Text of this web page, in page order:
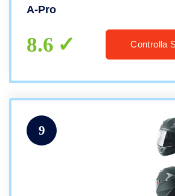
A-Pro
8.6 Controlla
9